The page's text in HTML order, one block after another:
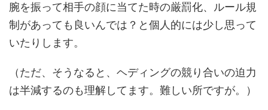
腕を振って相手の顔に当てた時の厳罰化、ルール規
制があっても良いんでは？と個人的には少し思って
いたりします。
（ただ、そうなると、ヘディングの競り合いの迫力
は半減するのも理解してます。難しい所ですが。）